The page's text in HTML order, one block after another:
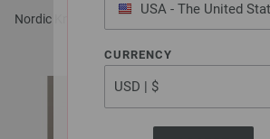
USA - The United
of America
CURRENCY
Nordic Knits No. 4 - Magasin (DE) +